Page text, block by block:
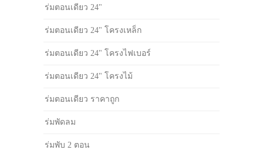
ร่มตอนเดียว 24"
ร่มตอนเดียว 24" โครงเหล็ก
ร่มตอนเดียว 24" โครงไฟเบอร์
ร่มตอนเดียว 24" โครงไม้
ร่มตอนเดียว ราคาถูก
ร่มพัดลม
ร่มพับ 2 ตอน